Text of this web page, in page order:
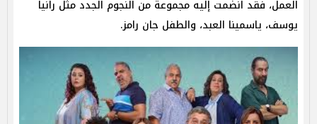
العمل، فقد انضمت إليه مجموعة من النجوم الجدد مثل رانيا
يوسف، ياسمينا العبد، والطفل جان رامز.